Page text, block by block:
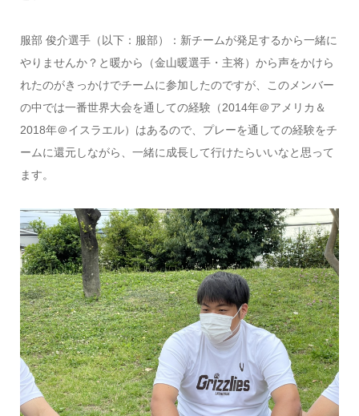
服部 俊介選手（以下：服部）：新チームが発足するから一緒に
やりませんか？と暖から（金山暖選手・主将）から声をかけら
れたのがきっかけでチームに参加したのですが、このメンバー
の中では一番世界大会を通しての経験（2014年＠アメリカ＆
2018年＠イスラエル）はあるので、プレーを通しての経験をチ
ームに還元しながら、一緒に成長して行けたらいいなと思って
ます。